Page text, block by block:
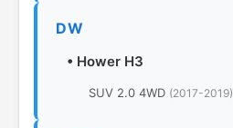
DW
• Hower H3
SUV 2.0 4WD (2017-2019)